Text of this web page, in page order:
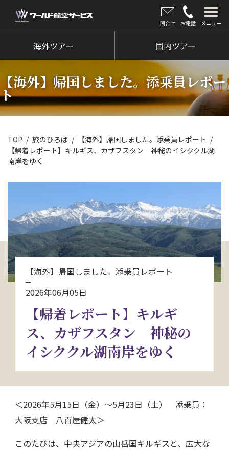
問合せ お電話 メニュー
海外ツアー
国内ツアー
クルーズツアー
ツアー催行状況
旅のひろば
イベント
新着情報
お問い合わせ
資料請求
電話にてお問い合わせ
海外ツアー 国内ツアー
【海外】帰国しました。添乗員レポー
ト
TOP 旅のひろば
【海外】帰国しました。添乗員レポート
【帰着レポート】キルギス、カザフスタン 神秘のイシククル湖
南岸をゆく
【海外】帰国しました。添乗員レポート
2026年06月05日
【帰着レポート】キルギ
ス、カザフスタン 神秘の
イシククル湖南岸をゆく
＜2026年5月15日（金）～5月23日（土） 添乗員：
大阪支店 八百屋健太＞
このたびは、中央アジアの山岳国キルギスと、広大な